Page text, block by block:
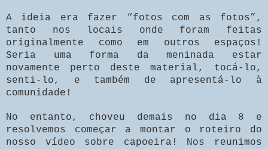
A ideia era fazer “fotos com as fotos”,
tanto nos locais onde foram feitas
originalmente como em outros espaços!
Seria uma forma da meninada estar
novamente perto deste material, tocá-lo,
senti-lo, e também de apresentá-lo à
comunidade!
No entanto, choveu demais no dia 8 e
resolvemos começar a montar o roteiro do
nosso vídeo sobre capoeira! Nos reunimos